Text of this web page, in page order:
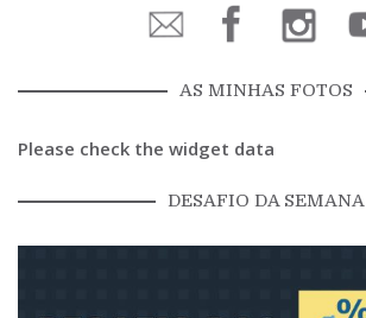
AS MINHAS FOTOS
Please check the widget data
DESAFIO DA SEMANA